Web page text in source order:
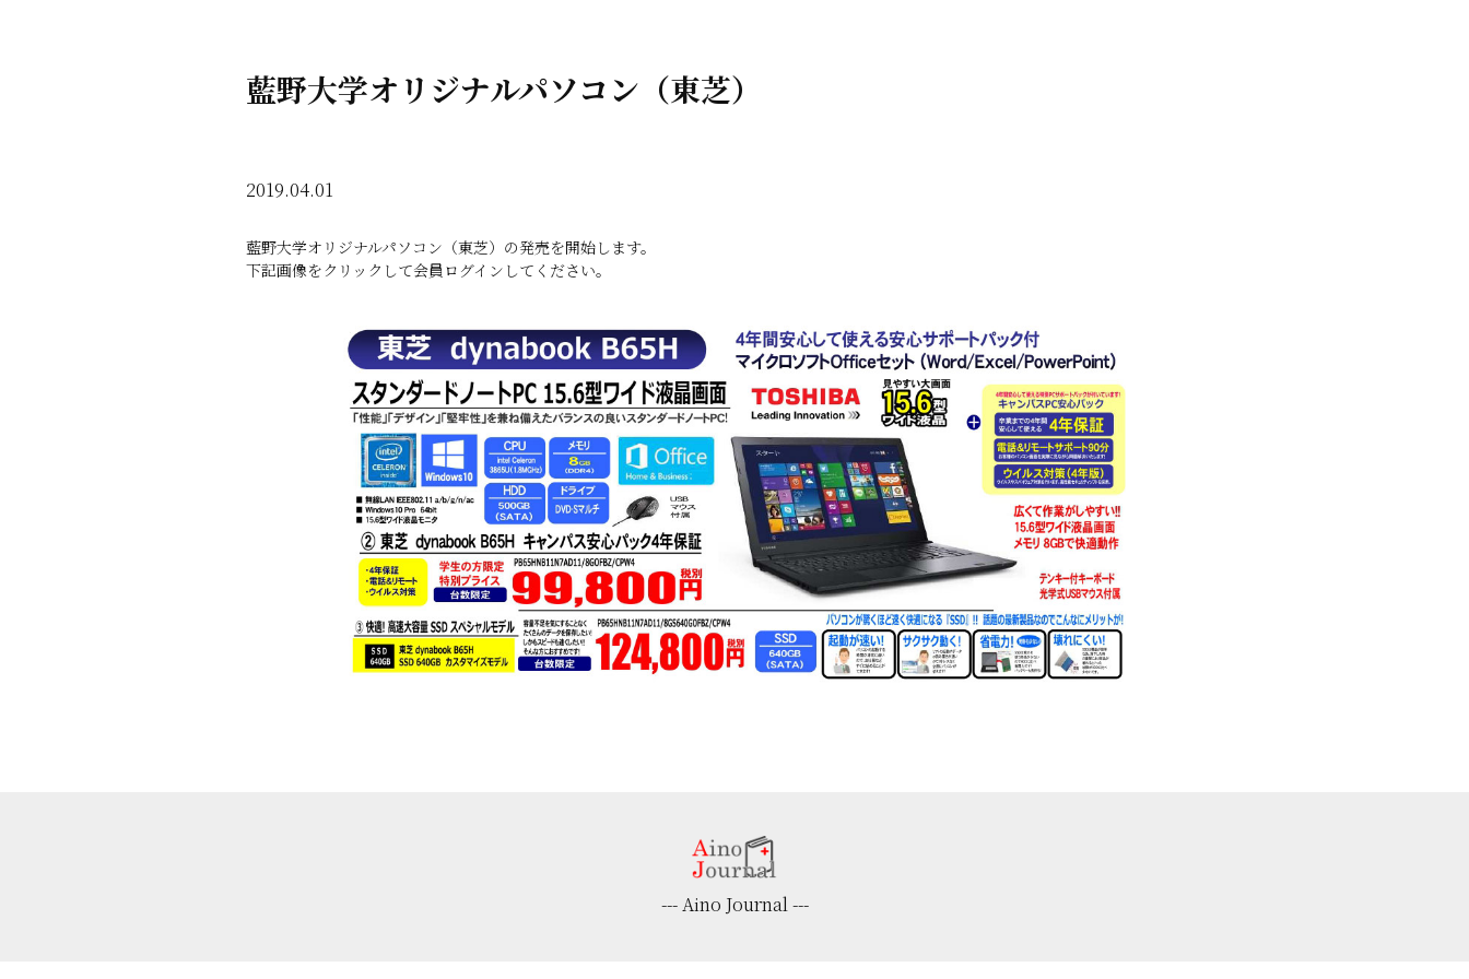
藍野大学オリジナルパソコン（東芝）
2019.04.01
藍野大学オリジナルパソコン（東芝）の発売を開始します。
下記画像をクリックして会員ログインしてください。
--- Aino Journal ---